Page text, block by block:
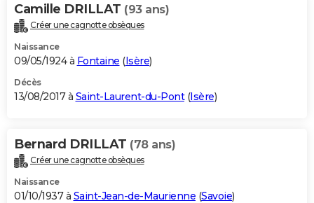
Camille DRILLAT (93 ans)
Créer une cagnotte obsèques
Naissance
09/05/1924 à Fontaine (Isère)
Décès
13/08/2017 à Saint-Laurent-du-Pont(Isère)
Bernard DRILLAT (78 ans)
Créer une cagnotte obsèques
Naissance
01/10/1937 à Saint-Jean-de-Maurienne (Savoie)